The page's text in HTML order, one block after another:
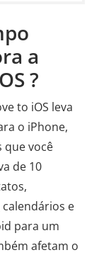
a
?
to iOS leva
o iPhone,
que você
de 10
e
para um
afetam o